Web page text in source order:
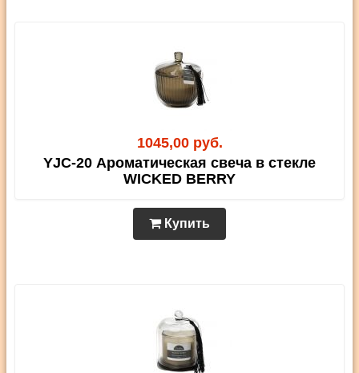
1045,00 руб.
YJC-20 Ароматическая свеча в стекле
WICKED BERRY
Купить